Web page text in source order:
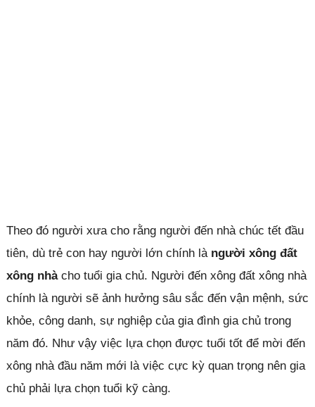
Theo đó người xưa cho rằng người đến nhà chúc tết đầu
tiên, dù trẻ con hay người lớn chính là người xông đất
xông nhàcho tuổi gia chủ. Người đến xông đất xông nhà
chính là người sẽ ảnh hưởng sâu sắc đến vận mệnh, sức
khỏe, công danh, sự nghiệp của gia đình gia chủ trong
năm đó. Như vậy việc lựa chọn được tuổi tốt để mời đến
xông nhà đầu năm mới là việc cực kỳ quan trọng nên gia
chủ phải lựa chọn tuổi kỹ càng.